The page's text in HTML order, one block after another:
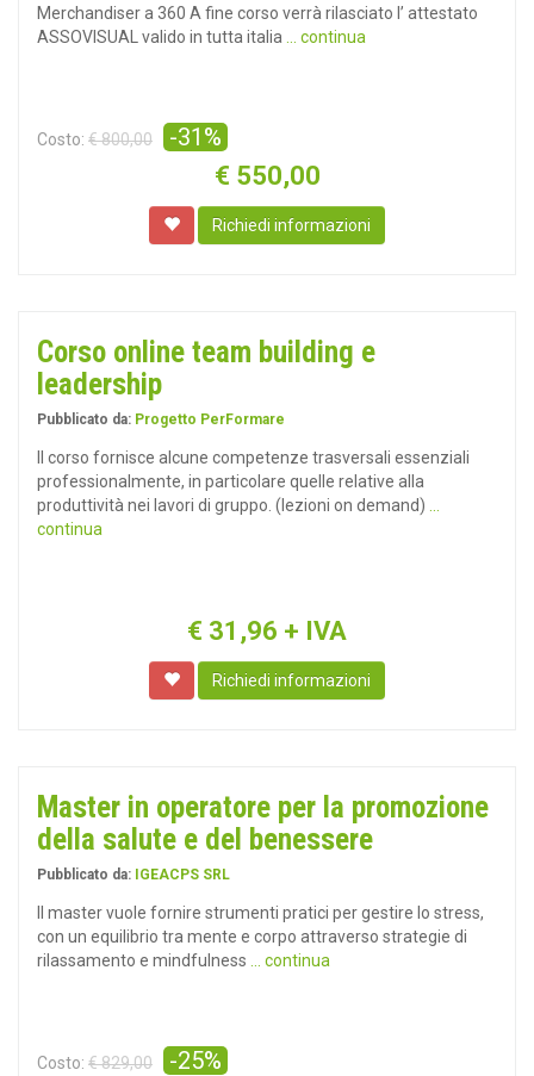
Merchandiser a 360 A fine corso verrà rilasciato l’ attestato
ASSOVISUAL valido in tutta italia
... continua
Costo: € 800,00 -31%
€ 550,00
Richiedi informazioni
Corso online team building e
leadership
Pubblicato da: Progetto PerFormare
Il corso fornisce alcune competenze trasversali essenziali
professionalmente, in particolare quelle relative alla
produttività nei lavori di gruppo. (lezioni on demand)
continua
€ 31,96 + IVA
Richiedi informazioni
Master in operatore per la promozione
della salute e del benessere
Pubblicato da: IGEACPS SRL
Il master vuole fornire strumenti pratici per gestire lo stress,
con un equilibrio tra mente e corpo attraverso strategie di
rilassamento e mindfulness
... continua
Costo: € 829,00 -25%